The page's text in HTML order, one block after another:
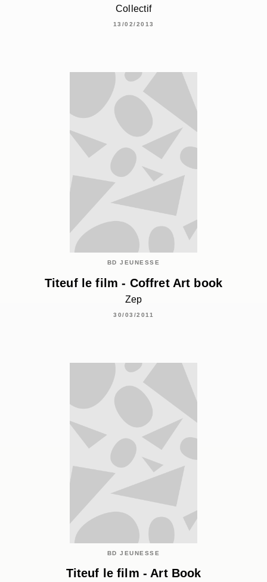
Collectif
13/02/2013
BD JEUNESSE
Titeuf le film - Coffret Art book
Zep
30/03/2011
BD JEUNESSE
Titeuf le film - Art Book